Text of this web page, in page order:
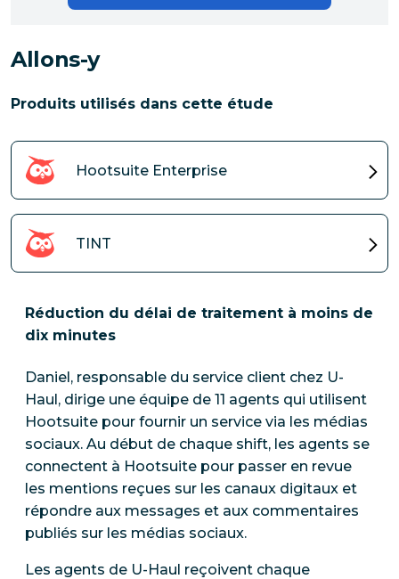
Allons-y
Produits utilisés dans cette étude
Hootsuite Enterprise
TINT
Réduction du délai de traitement à moins de
dix minutes
Daniel, responsable du service client chez U-
Haul, dirige une équipe de 11 agents qui utilisent
Hootsuite pour fournir un service via les médias
sociaux. Au début de chaque shift, les agents se
connectent à Hootsuite pour passer en revue
les mentions reçues sur les canaux digitaux et
répondre aux messages et aux commentaires
publiés sur les médias sociaux.
Les agents de U-Haul reçoivent chaque